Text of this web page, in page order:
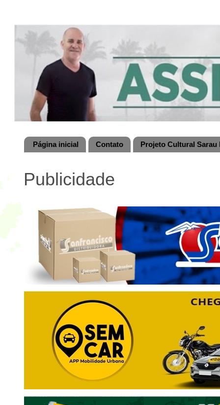
Página inicial Contato Projeto Cultural
Publicidade